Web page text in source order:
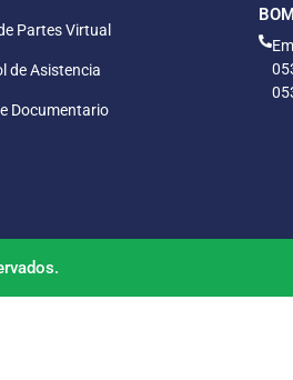
Partes Virtual
de Asistencia
Documentario